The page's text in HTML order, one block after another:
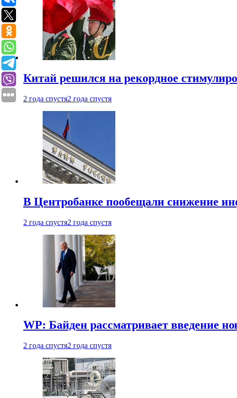
Китай решился на рекордное
2 года спустя2 года спустя
В Центробанке пообещали снижение
2 года спустя2 года спустя
WP: Байден рассматривает введение
2 года спустя2 года спустя